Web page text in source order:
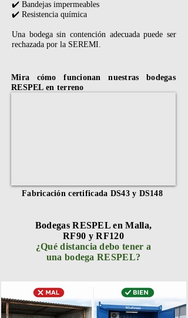
✔️ Bandejas impermeables
✔️ Resistencia química
Una bodega sin contención adecuada puede ser
rechazada por la SEREMI.
Mira cómo funcionan nuestras bodegas
RESPEL en terreno
Fabricación certificada DS43 y DS148
Bodegas RESPEL en Malla,
RF90 y RF120
¿Qué distancia debo tener a
una bodega RESPEL?